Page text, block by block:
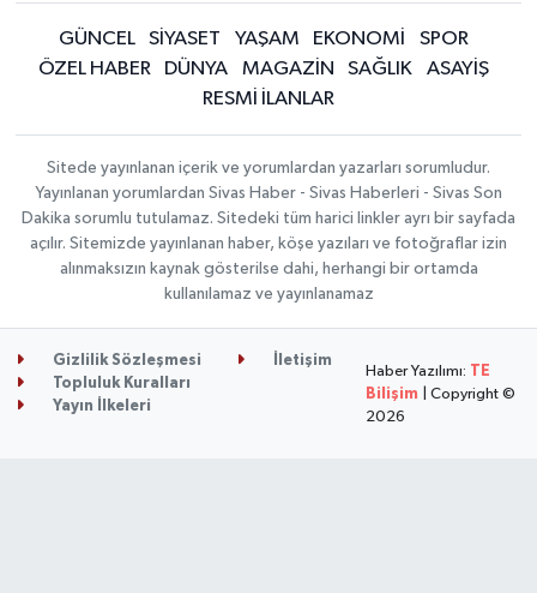
GÜNCEL SİYASET YAŞAM EKONOMİ
SPOR
ÖZEL HABER
DÜNYA MAGAZİN SAĞLIK
ASAYİŞ
RESMİ İLANLAR
Sitede yayınlanan içerik ve yorumlardan yazarları sorumludur.
Yayınlanan yorumlardan Sivas Haber - Sivas Haberleri - Sivas Son
Dakika sorumlu tutulamaz. Sitedeki tüm harici linkler ayrı bir sayfada
açılır. Sitemizde yayınlanan haber, köşe yazıları ve fotoğraflar izin
alınmaksızın kaynak gösterilse dahi, herhangi bir ortamda
kullanılamaz ve yayınlanamaz
Gizlilik Sözleşmesi
İletişim
Topluluk Kuralları
Yayın İlkeleri
Haber Yazılımı: TE
Bilişim | Copyright ©
2026